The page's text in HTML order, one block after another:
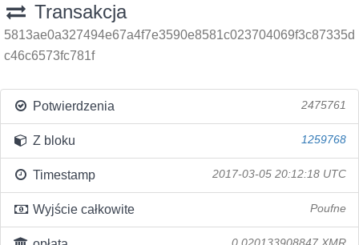
Transakcja
5813ae0a327494e67a4f7e3590e8581c023704069f3c87335d
c46c6573fc781f
Potwierdzenia 2475761
Z bloku 1259768
Timestamp 2017-03-05 20:12:18 UTC
Wyjście całkowite Poufne